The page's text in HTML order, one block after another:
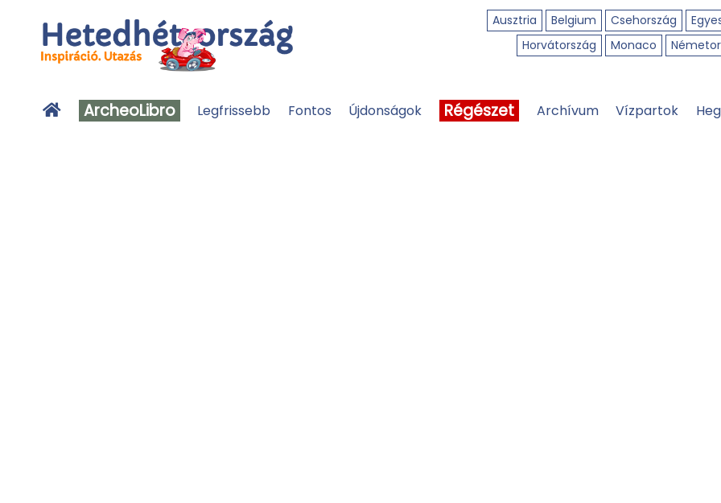
Ausztria Belgium Csehország
Horvátország
Monaco
ArcheoLibro Legfrissebb Fontos Újdonságok Régészet Archívum Vízpartok